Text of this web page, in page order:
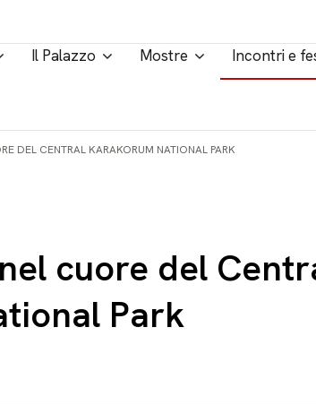
Il Palazzo Mostre Incontri e
DEL CENTRAL KARAKORUM NATIONAL PARK
cuore del
Park